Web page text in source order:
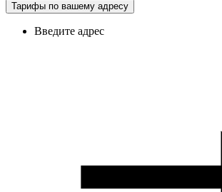
Тарифы по вашему адресу
Введите адрес